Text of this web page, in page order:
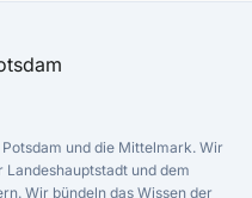
und die Mittelmark. Wir
und dem
Wir bündeln das Wissen der